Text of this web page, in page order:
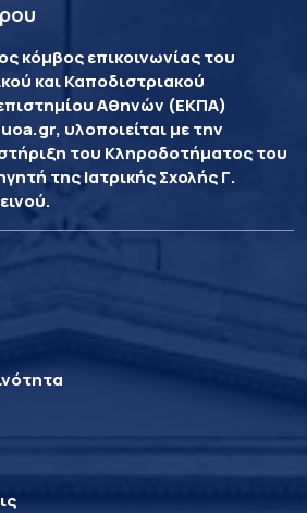
κόμβος επικοινωνίας του
και Καποδιστριακού
Αθηνών (ΕΚΠΑ)
υλοποιείται με την
του Κληροδοτήματος του
της Ιατρικής Σχολής Γ.